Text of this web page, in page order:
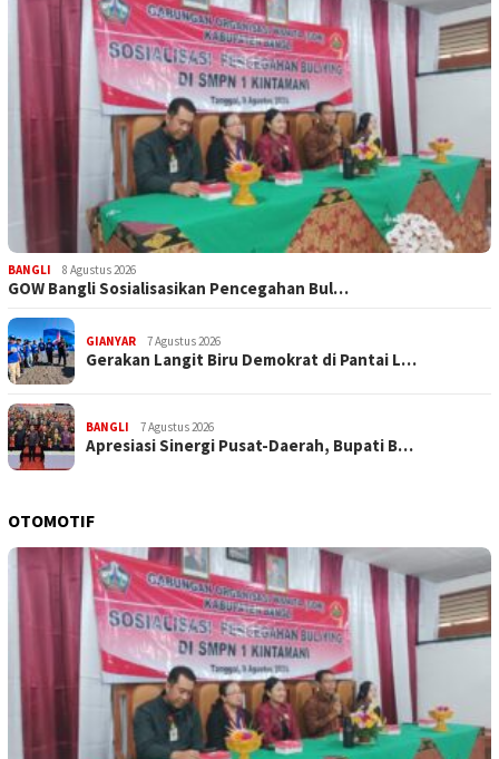
BANGLI 8 Agustus 2026
GOW Bangli Sosialisasikan Pencegahan Bul…
GIANYAR 7 Agustus 2026
Gerakan Langit Biru Demokrat di Pantai L…
BANGLI 7 Agustus 2026
Apresiasi Sinergi Pusat-Daerah, Bupati B…
OTOMOTIF